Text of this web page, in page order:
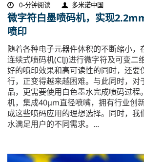
0-分钟阅读 多米诺中国
微字符白墨喷码机，实现
喷印
随着各种电子元器件体积的不断缩小，
连续式喷码机(CIJ)进行微字符及可变二
好的喷印效果和高可读性的同时，还要
行，正变得越来越困难。与此同时，对
品，更需要使用白色墨水完成喷码过程
机，集成40μm直径喷嘴，拥有行业创
成这些喷码应用的理想选择。同时，我
水满足用户的不同需求。...